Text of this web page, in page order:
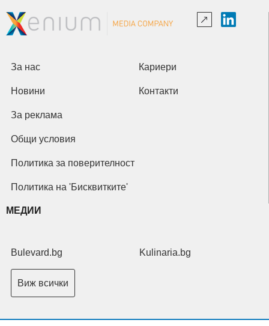
За нас Кариери
Новини Контакти
За реклама
Общи условия
Политика за поверителност
Политика на 'Бисквитките'
МЕДИИ
Bulevard.bg Kulinaria.bg
Виж всички